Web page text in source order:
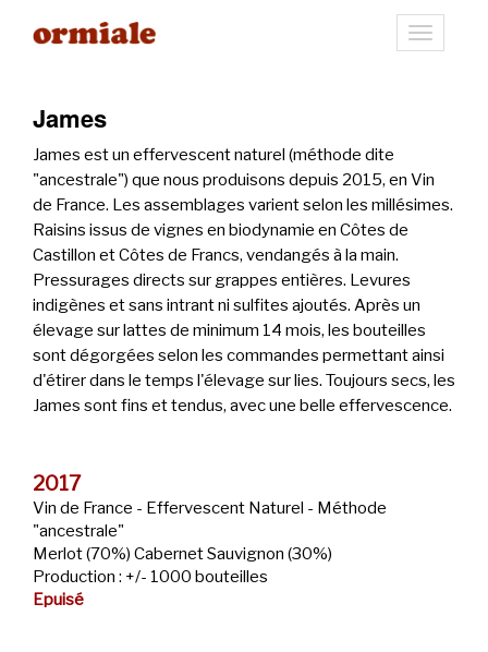
Toggle
James
James est un effervescent naturel (méthode dite
"ancestrale") que nous produisons depuis 2015, en Vin
de France. Les assemblages varient selon les millésimes.
Raisins issus de vignes en biodynamie en Côtes de
Castillon et Côtes de Francs, vendangés à la main.
Pressurages directs sur grappes entières. Levures
indigènes et sans intrant ni sulfites ajoutés. Après un
élevage sur lattes de minimum 14 mois, les bouteilles
sont dégorgées selon les commandes permettant ainsi
d'étirer dans le temps l'élevage sur lies. Toujours secs, les
James sont fins et tendus, avec une belle effervescence.
2017
Vin de France - Effervescent Naturel - Méthode
"ancestrale"
Merlot (70%) Cabernet Sauvignon (30%)
Production : +/- 1000 bouteilles
Epuisé